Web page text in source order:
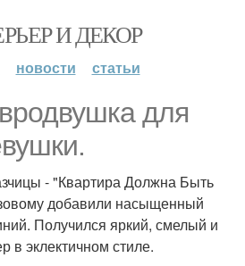
И ДЕКОР
новости статьи
для
- "Квартира Должна Быть
добавили насыщенный
Получился яркий, смелый и
в эклектичном стиле.